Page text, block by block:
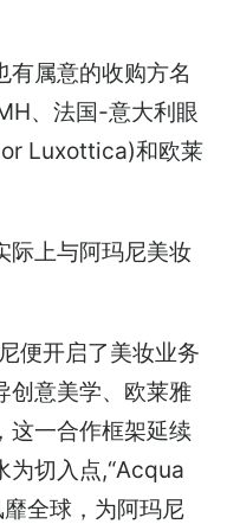
有属意的收购方名
、法国-意大利眼
Luxottica)和欧莱
际上与阿玛尼美妆
便开启了美妆业务
创意美学、欧莱雅
这一合作框架延续
为切入点,“Acqua
全球，为阿玛尼